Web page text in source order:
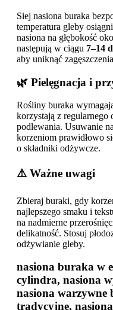
Siej nasiona buraka
temperatura gleby
nasiona na głębokość
następują w ciągu 7–14
aby uniknąć
🌿 Pielęgnacja i
Rośliny buraka
korzystają z regularnego
podlewania. Usuwanie
korzeniom prawidłowo
o składniki odżywcze.
⚠️ Ważne uwagi
Zbieraj buraki, gdy
najlepszego smaku i
na nadmierne
delikatność. Stosuj
odżywianie gleby.
nasiona buraka w
cylindra, nasiona
nasiona
tradycyjne,